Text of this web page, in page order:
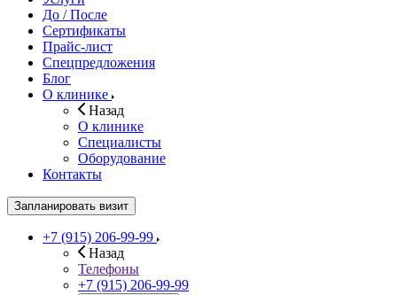
До / После
Сертификаты
Прайс-лист
Спецпредложения
Блог
О клинике
Назад
О клинике
Специалисты
Оборудование
Контакты
Запланировать визит
+7 (915) 206-99-99
Назад
Телефоны
+7 (915) 206-99-99